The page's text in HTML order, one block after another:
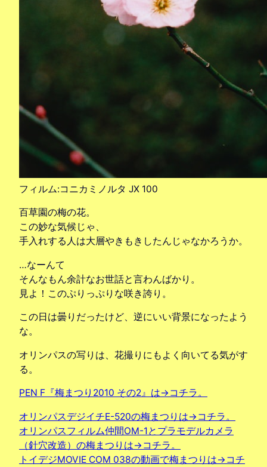
フィルム:コニカミノルタ JX 100
百草園の梅の花。
この妙な気候じゃ、
手入れする人は大層やきもきしたんじゃなかろうか。
…なーんて
そんなもん余計なお世話と言わんばかり。
見よ！このぷりっぷりな咲き誇り。
この日は曇りだったけど、逆にいい背景になったよう
な。
オリンパスの写りは、花撮りにもよく向いてる気がす
る。
PEN F『梅まつり2010 その2』は→コチラ。
オリンパスデジイチE-520の梅まつりは→コチラ。
オリンパスフィルム仲間OM-1とプラモデルカメラ
（針穴改造）の梅まつりは→コチラ。
トイデジMOVIE COM 038の動画で梅まつりは→コチ